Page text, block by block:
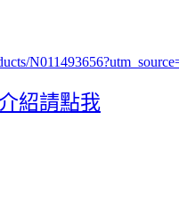
紹請點我